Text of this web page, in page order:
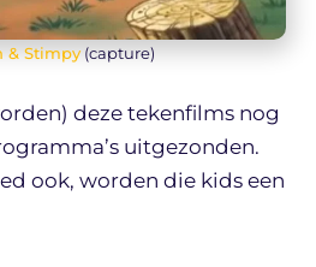
& Stimpy(capture)
deze tekenfilms nog
uitgezonden.
ook, worden die kids een